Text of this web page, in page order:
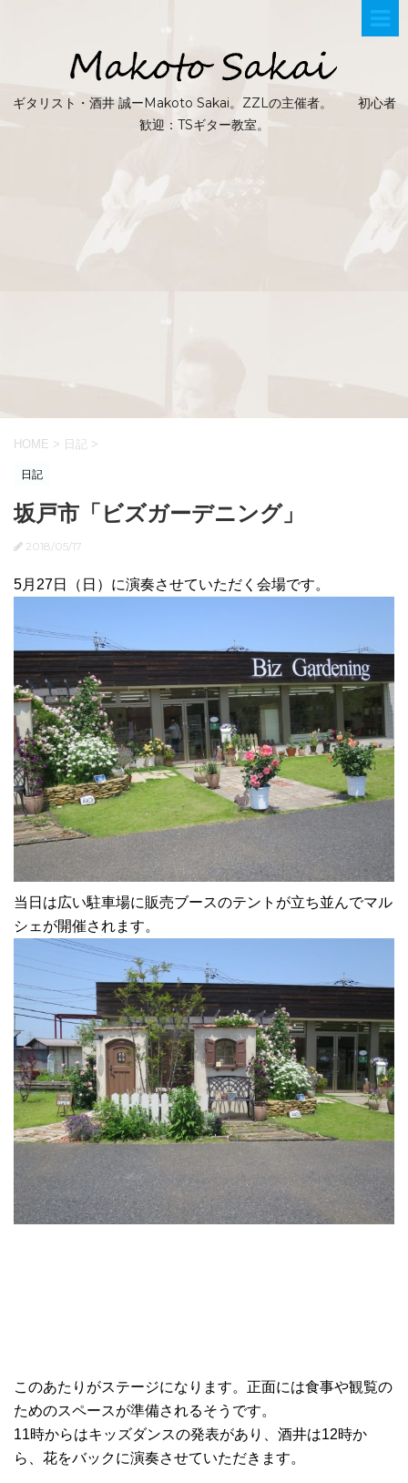
ギタリスト・酒井 誠ーMakoto Sakai。ZZLの主催者。 初心者
歓迎：TSギター教室。
HOME > 日記 >
日記
坂戸市「ビズガーデニング」
2018/05/17
5月27日（日）に演奏させていただく会場です。
当日は広い駐車場に販売ブースのテントが立ち並んでマル
シェが開催されます。
このあたりがステージになります。正面には食事や観覧の
ためのスペースが準備されるそうです。
11時からはキッズダンスの発表があり、酒井は12時か
ら、花をバックに演奏させていただきます。